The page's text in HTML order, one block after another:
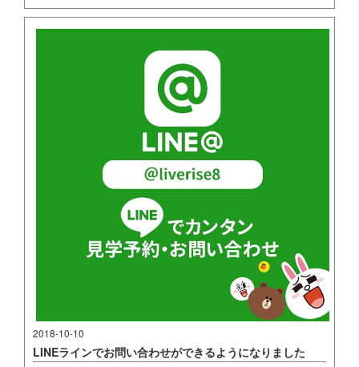
2018-10-10
LINEラインでお問い合わせができるようになりました